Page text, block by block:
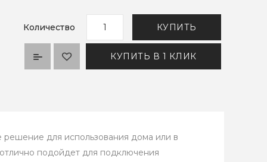
Количество КУПИТЬ
КУПИТЬ В 1 КЛИК
для использования дома или в
подойдет для подключения